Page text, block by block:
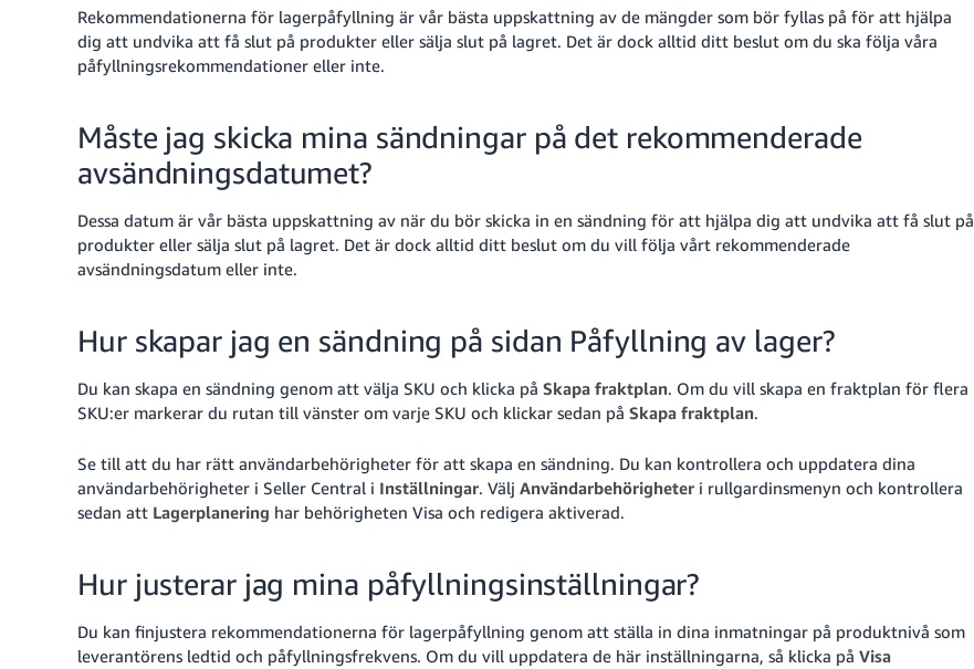
Rekommendationerna för lagerpåfyllning är vår bästa uppskattning av de mängder som bör fyllas på för att hjälpa
dig att undvika att få slut på produkter eller sälja slut på lagret. Det är dock alltid ditt beslut om du ska följa våra
påfyllningsrekommendationer eller inte.
Måste jag skicka mina sändningar på det rekommenderade
avsändningsdatumet?
Dessa datum är vår bästa uppskattning av när du bör skicka in en sändning för att hjälpa dig att undvika att få slut på
produkter eller sälja slut på lagret. Det är dock alltid ditt beslut om du vill följa vårt rekommenderade
avsändningsdatum eller inte.
Hur skapar jag en sändning på sidan Påfyllning av lager?
Du kan skapa en sändning genom att välja SKU och klicka på Skapa fraktplan. Om du vill skapa en fraktplan för flera
SKU:er markerar du rutan till vänster om varje SKU och klickar sedan på Skapa fraktplan.
Se till att du har rätt användarbehörigheter för att skapa en sändning. Du kan kontrollera och uppdatera dina
användarbehörigheter i Seller Central i Inställningar. Välj Användarbehörigheter i rullgardinsmenyn och kontrollera
sedan att Lagerplanering har behörigheten Visa och redigera aktiverad.
Hur justerar jag mina påfyllningsinställningar?
Du kan finjustera rekommendationerna för lagerpåfyllning genom att ställa in dina inmatningar på produktnivå som
leverantörens ledtid och påfyllningsfrekvens. Om du vill uppdatera de här inställningarna, så klicka på Visa